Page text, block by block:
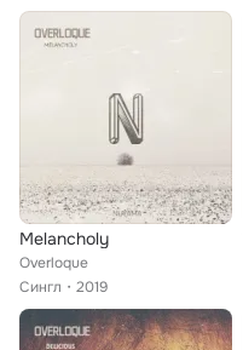
Melancholy
Overloque
Сингл
2019